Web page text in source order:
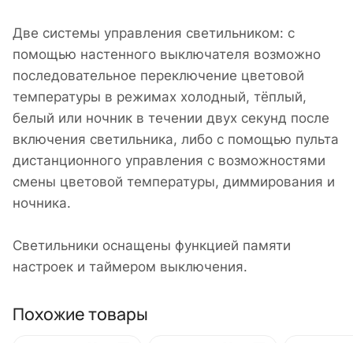
Две системы управления светильником: с
помощью настенного выключателя возможно
последовательное переключение цветовой
температуры в режимах холодный, тёплый,
белый или ночник в течении двух секунд после
включения светильника, либо с помощью пульта
дистанционного управления с возможностями
смены цветовой температуры, диммирования и
ночника.
Светильники оснащены функцией памяти
настроек и таймером выключения.
Похожие товары